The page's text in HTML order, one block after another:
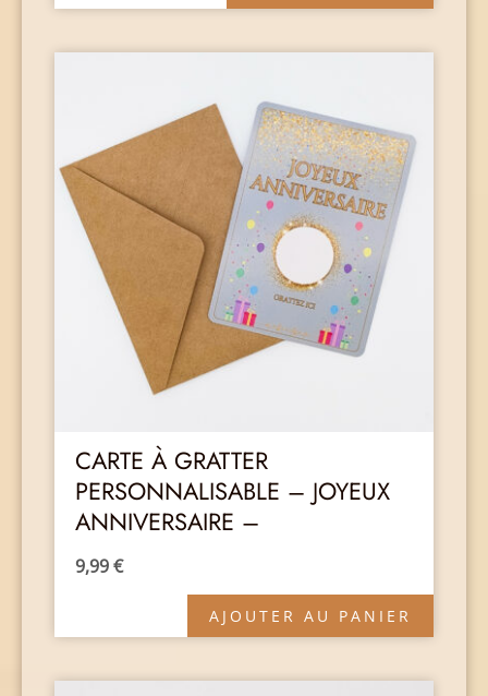
CARTE À GRATTER
PERSONNALISABLE – JOYEUX
ANNIVERSAIRE –
9,99€
AJOUTER AU PANIER